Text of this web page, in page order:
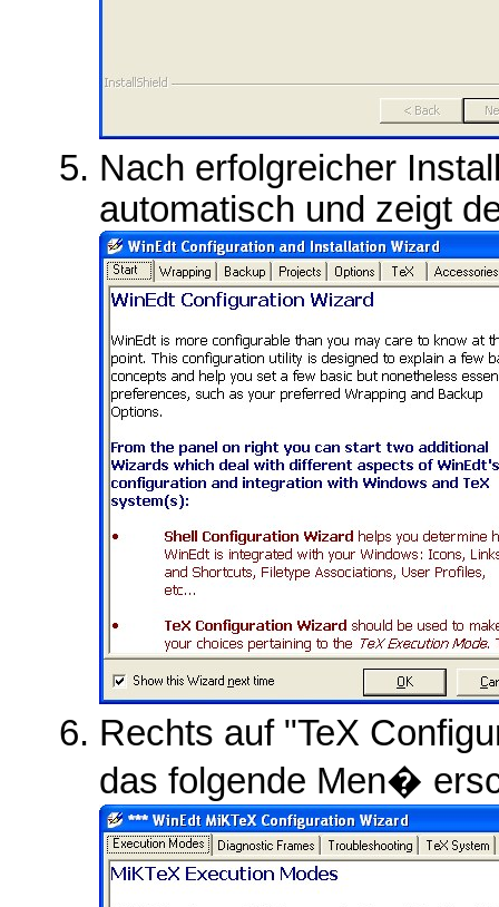
Nach erfolgreicher
automatisch und zeigt
Rechts auf "TeX
das folgende Men�